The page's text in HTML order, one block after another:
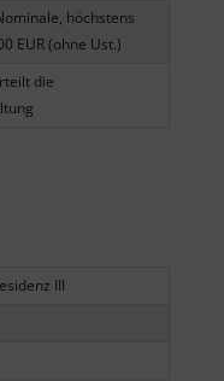
höchstens
EUR (ohne Ust.)
die
III